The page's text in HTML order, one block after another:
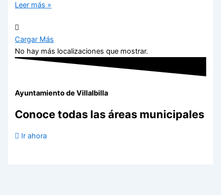
Leer más »
Cargar Más
No hay más localizaciones que mostrar.
Ayuntamiento de Villalbilla
Conoce todas las áreas municipales
Ir ahora